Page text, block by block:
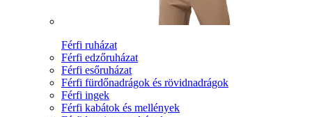
Férfi ruházat
Férfi edzőruházat
Férfi esőruházat
Férfi fürdőnadrágok és rövidnadrágok
Férfi ingek
Férfi kabátok és mellények